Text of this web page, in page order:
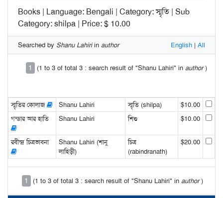
Books | Language: Bengali | Category: স্মৃতি | Sub
Category: shilpa | Price: $ 10.00
Searched by Shanu Lahiriin author English | All
1 (1 to 3 of total 3 : search result of "Shanu Lahiri" in author)
স্মৃতির কোলাজ Shanu Lahiri স্মৃতি (shilpa)
$10.00
গন্ডার আর হাতি
Shanu Lahiri শিশু $10.00
রবীন্দ্র চিত্রভাবনা
Shanu Lahiri (শানু
লাহিড়ী)
চিত্র
(rabindranath)
$20.00
1 (1 to 3 of total 3 : search result of "Shanu Lahiri" in author)